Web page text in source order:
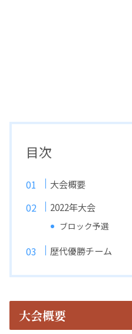
目次
大会概要
2022年大会
ブロック予選
歴代優勝チーム
大会概要